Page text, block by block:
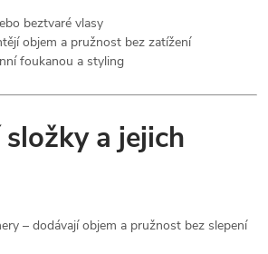
beztvaré vlasy
objem a pružnost bez zatížení
foukanou a styling
a jejich
– dodávají objem a pružnost bez slepení